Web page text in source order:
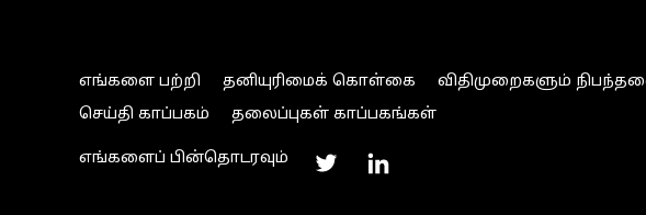
எங்களை பற்றி தனியுரிமைக் கொள்கை விதிமுறைகளும்
செய்தி காப்பகம்
தலைப்புகள் காப்பகங்கள்
எங்களைப் பின்தொடரவும்